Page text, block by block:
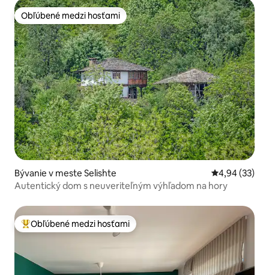
Obľúbené medzi hosťami
Obľúbené medzi hosťami
Bývanie v meste Selishte Priemerné
4,94 (33)
Autentický dom s neuveriteľným výhľadom na hory
Najobľúbenejšie medzi hosťami
Obľúbené medzi hosťami